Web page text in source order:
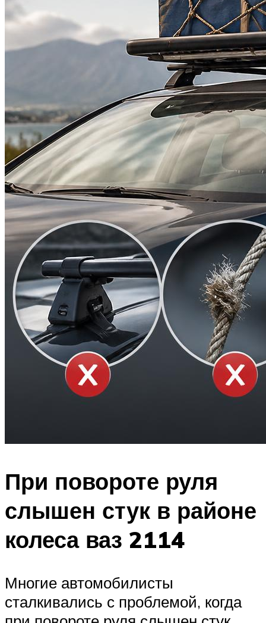
При повороте руля
слышен стук в районе
колеса ваз 2114
Многие автомобилисты
сталкивались с проблемой, когда